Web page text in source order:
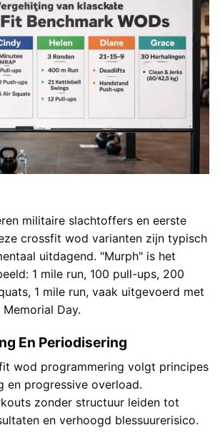
militaire slachtoffers en eerste
crossfit wod varianten zijn typisch
uitdagend. "Murph" is het
1 mile run, 100 pull-ups, 200
1 mile run, vaak uitgevoerd met
Day.
En Periodisering
wod programmering volgt principes
en progressive overload.
zonder structuur leiden tot
en verhoogd blessuurerisico.